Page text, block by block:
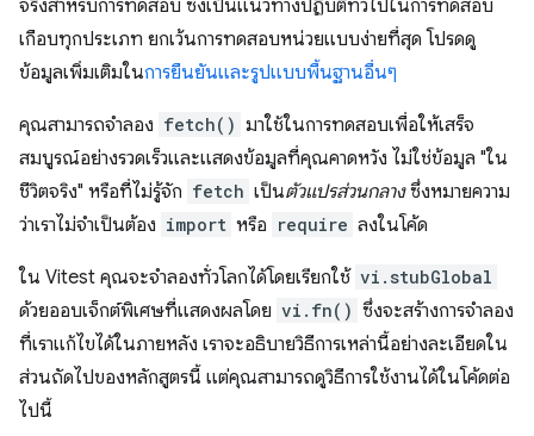
จริงสำหรับการทดสอบ ซึ่งเป็นแนวทางปฏิบัติทั่วไปในการทดสอบ
เกือบทุกประเภท ยกเว้นการทดสอบหน่วยแบบง่ายที่สุด โปรดดู
ข้อมูลเพิ่มเติมในการยืนยันและรูปแบบพื้นฐานอื่นๆ
คุณสามารถจำลอง fetch() มาใช้ในการทดสอบเพื่อให้เสร็จ
สมบูรณ์อย่างรวดเร็วและแสดงข้อมูลที่คุณคาดหวัง ไม่ใช่ข้อมูล "ใน
ชีวิตจริง" หรือที่ไม่รู้จัก fetch เป็นตัวแปรส่วนกลางซึ่งหมายความ
ว่าเราไม่จำเป็นต้อง import หรือ require ลงในโค้ด
ใน Vitest คุณจะจำลองทั่วโลกได้โดยเรียกใช้ vi.stubGlobal
ด้วยออบเจ็กต์พิเศษที่แสดงผลโดย vi.fn() ซึ่งจะสร้างการจำลอง
ที่เราแก้ไขได้ในภายหลัง เราจะอธิบายวิธีการเหล่านี้อย่างละเอียดใน
ส่วนถัดไปของหลักสูตรนี้ แต่คุณสามารถดูวิธีการใช้งานได้ในโค้ดต่อ
ไปนี้